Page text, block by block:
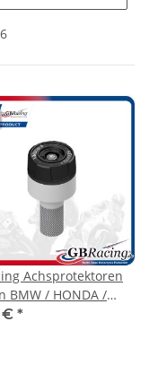
Achsprotektoren
BMW / HONDA /
/ YAMAHA ( bitte
€ *